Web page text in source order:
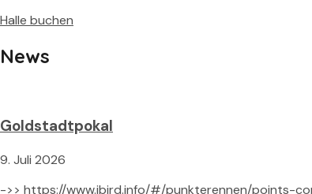
Halle buchen
News
Goldstadtpokal
9. Juli 2026
->> https://www.ibird.info/#/punkterennen/points-